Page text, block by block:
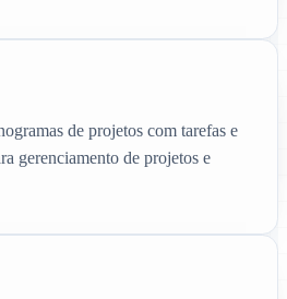
de projetos com tarefas e
gerenciamento de projetos e